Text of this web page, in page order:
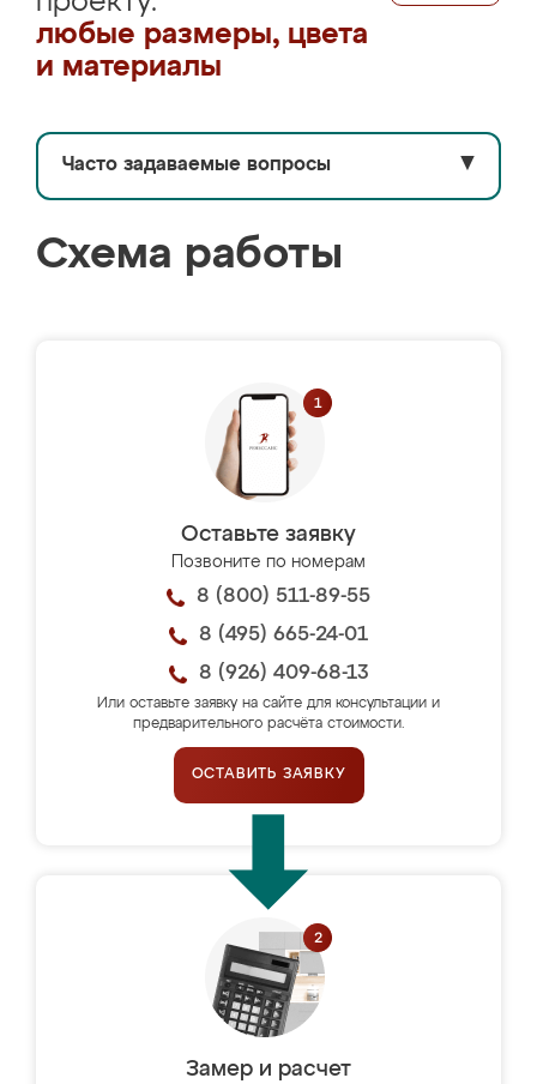
любые размеры, цвета
и материалы
Часто задаваемые вопросы ▼
Схема работы
Оставьте заявку
Позвоните по номерам
8 (800) 511-89-55
8 (495) 665-24-01
8 (926) 409-68-13
Или оставьте заявку на сайте для консультации и
предварительного расчёта стоимости.
ОСТАВИТЬ ЗАЯВКУ
Замер и расчет